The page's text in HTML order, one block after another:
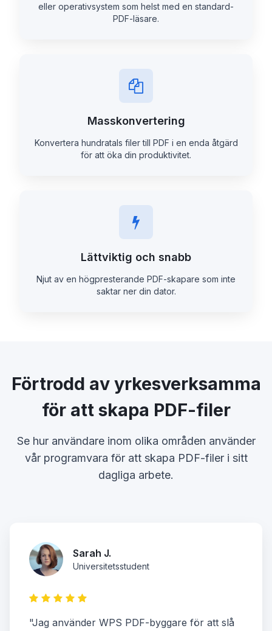
eller operativsystem som helst med en standard-
PDF-läsare.
Masskonvertering
Konvertera hundratals filer till PDF i en enda åtgärd
för att öka din produktivitet.
Lättviktig och snabb
Njut av en högpresterande PDF-skapare som inte
saktar ner din dator.
Förtrodd av yrkesverksamma
för att skapa PDF-filer
Se hur användare inom olika områden använder
vår programvara för att skapa PDF-filer i sitt
dagliga arbete.
Sarah J.
Universitetsstudent
"Jag använder WPS PDF-byggare för att slå